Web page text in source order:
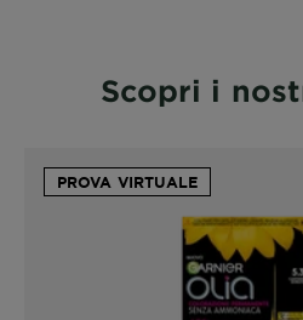
Scopri i
PROVA VIRTUALE